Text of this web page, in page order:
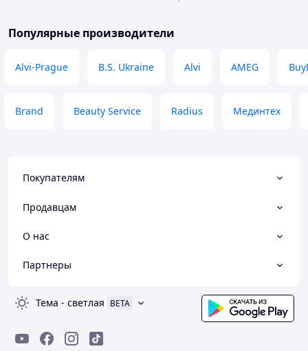
Популярные производители
Alvi-Prague B.S. Ukraine Alvi AMEG
Brand Beauty Service Radius Мединтех
Покупателям
Продавцам
О нас
Партнеры
Тема - светлая BETA